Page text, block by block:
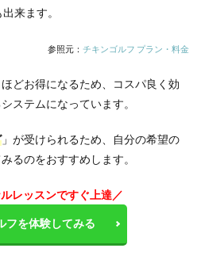
来ます。
参照元： チキンゴルフ プラン・料金
どお得になるため、コスパ良く効
ステムになっています。
」が受けられるため、自分の希望の
るのをおすすめします。
レッスンですぐ上達／
フを体験してみる